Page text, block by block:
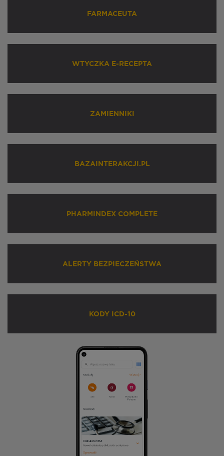
FARMACEUTA
WTYCZKA E-RECEPTA
ZAMIENNIKI
BAZAINTERAKCJI.PL
PHARMINDEX COMPLETE
ALERTY BEZPIECZEŃSTWA
KODY ICD-10